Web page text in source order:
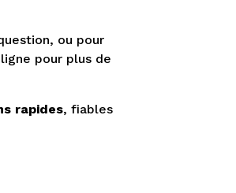
ou pour
pour plus de
rapides, fiables